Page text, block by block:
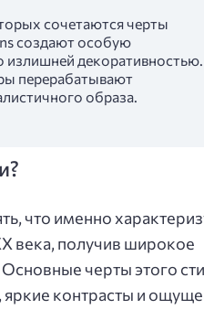
сочетаются черты
создают особую
излишней декоративностью.
перерабатывают
образа.
что именно
века, получив широкое
черты этого
контрасты и